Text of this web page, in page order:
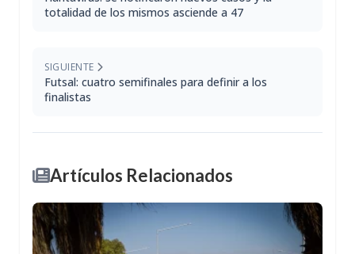
totalidad de los mismos asciende a 47
SIGUIENTE
Futsal: cuatro semifinales para definir a los
finalistas
Artículos Relacionados